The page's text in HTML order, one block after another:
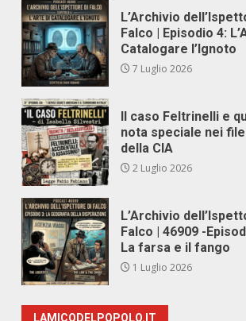
L’Archivio
Falco | Episodio 4:
Catalogare l’Ignoto
7 Luglio 2026
Il caso Feltrinelli e
nota speciale nei
della CIA
2 Luglio 2026
L’Archivio
Falco | 46909 -
La farsa e il fango
1 Luglio 2026
LAMICODELPOPOLO.IT